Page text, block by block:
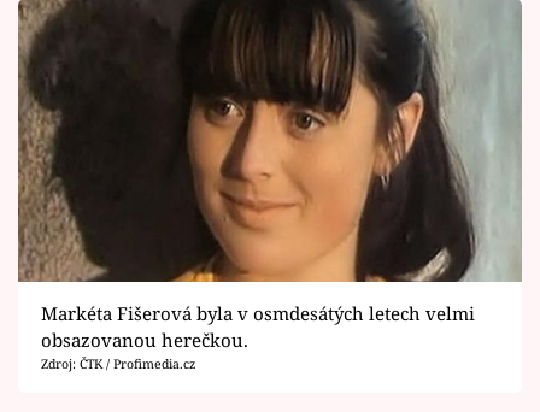
Vztahy
Seriály
Horoskopy
Sledujte prima+
Filmový festival Karlovy Vary
Pořady
Markéta Fišerová byla v osmdesátých letech velmi
obsazovanou herečkou.
Zdroj: ČTK / Profimedia.cz